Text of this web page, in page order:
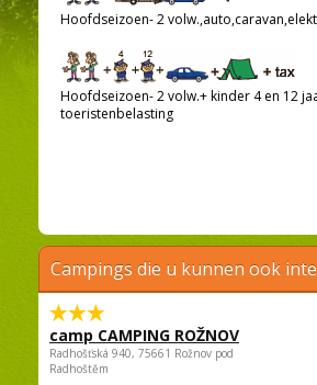
Hoofdseizoen- 2
Hoofdseizoen- 2 volw.+ kinder 4 en 12
toeristenbelasting
Campings die u kunnen ook
camp CAMPING ROŽNOV
Radhošťská 940, 75661 Rožnov pod
Radhoštěm